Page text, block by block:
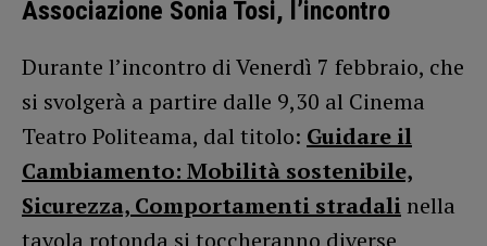
Associazione Sonia Tosi, l’incontro
Durante l’incontro di Venerdì 7 febbraio, che
si svolgerà a partire dalle 9,30 al Cinema
Teatro Politeama, dal titolo: Guidare il
Cambiamento: Mobilità sostenibile,
Sicurezza, Comportamenti stradali nella
tavola rotonda si toccheranno diverse